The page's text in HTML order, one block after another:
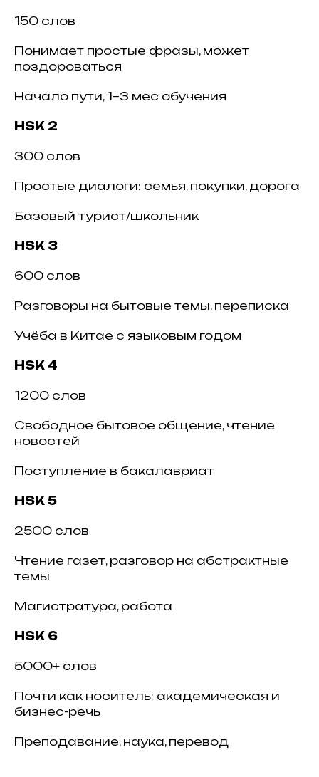
150 слов
Понимает простые фразы, может
поздороваться
Начало пути, 1–3 мес обучения
HSK 2
300 слов
Простые диалоги: семья, покупки, дорога
Базовый турист/школьник
HSK 3
600 слов
Разговоры на бытовые темы, переписка
Учёба в Китае с языковым годом
HSK 4
1200 слов
Свободное бытовое общение, чтение
новостей
Поступление в бакалавриат
HSK 5
2500 слов
Чтение газет, разговор на абстрактные
темы
Магистратура, работа
HSK 6
5000+ слов
Почти как носитель: академическая и
бизнес-речь
Преподавание, наука, перевод